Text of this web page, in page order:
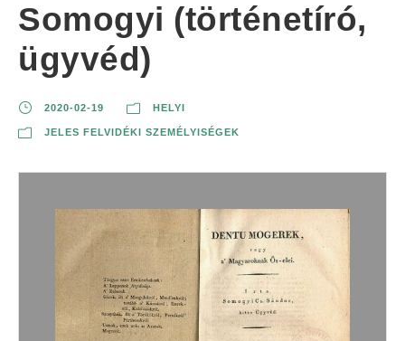
Somogyi (történetíró,
ügyvéd)
2020-02-19 HELYI
JELES FELVIDÉKI SZEMÉLYISÉGEK